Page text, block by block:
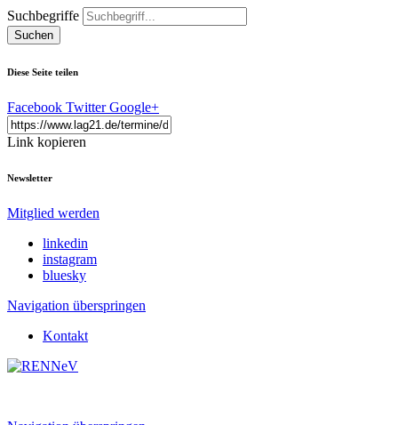
Suchbegriffe
Suchen
Diese Seite teilen
Facebook Twitter Google+
Link kopieren
Newsletter
Mitglied werden
linkedin
instagram
bluesky
Navigation überspringen
Kontakt